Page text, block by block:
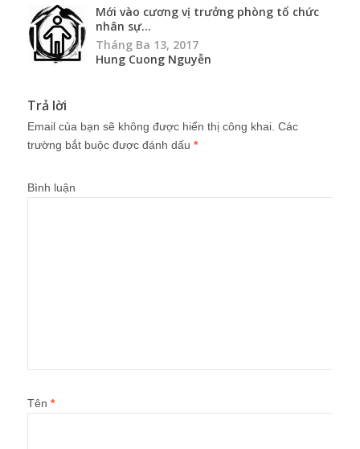
Mới vào cương vị trưởng phòng tổ chức
nhân sự...
Tháng Ba 13, 2017
Hung Cuong Nguyễn
Trả lời
Email của bạn sẽ không được hiển thị công khai. Các
trường bắt buộc được đánh dấu *
Bình luận
Tên *